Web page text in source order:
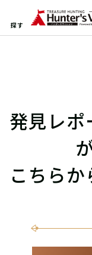
探す
発見レ
こちら